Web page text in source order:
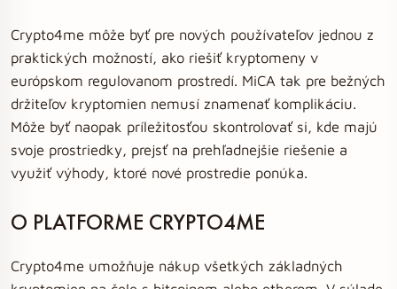
Crypto4me môže byť pre nových používateľov jednou z
praktických možností, ako riešiť kryptomeny v
európskom regulovanom prostredí. MiCA tak pre bežných
držiteľov kryptomien nemusí znamenať komplikáciu.
Môže byť naopak príležitosťou skontrolovať si, kde majú
svoje prostriedky, prejsť na prehľadnejšie riešenie a
využiť výhody, ktoré nové prostredie ponúka.
O PLATFORME CRYPTO4ME
Crypto4me umožňuje nákup všetkých základných